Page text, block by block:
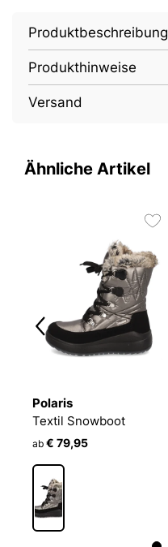
Produktbeschreibung
Produkthinweise
Versand
Ähnliche Artikel
Polaris
Textil Snowboot
ab € 79,95